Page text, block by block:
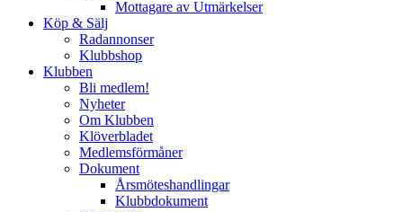
Mottagare av Utmärkelser
Köp & Sälj
Radannonser
Klubbshop
Klubben
Bli medlem!
Nyheter
Om Klubben
Klöverbladet
Medlemsförmåner
Dokument
Årsmöteshandlingar
Klubbdokument